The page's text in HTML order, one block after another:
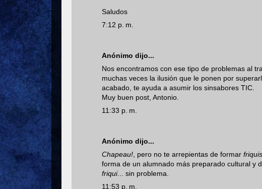
Saludos
7:12 p. m.
Anónimo dijo...
Nos encontramos con ese tipo de problemas al
muchas veces la ilusión que le ponen por
acabado, te ayuda a asumir los sinsabores TIC.
Muy buen post, Antonio.
11:33 p. m.
Anónimo dijo...
Chapeau! , pero no te arrepientas de formar friquis
forma de un alumnado más preparado cultural y
friqui... sin problema.
11:53 p. m.